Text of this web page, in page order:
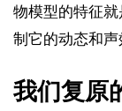
物模型的特征
制它的动态和声
我们复原